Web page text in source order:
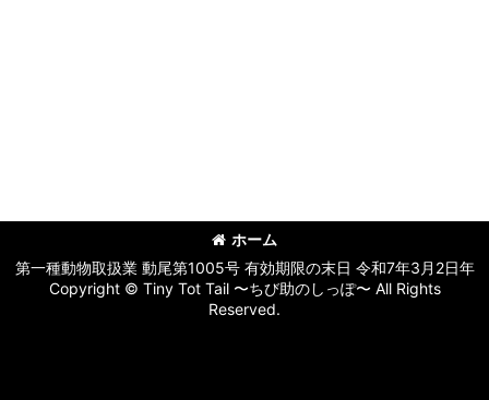
ホーム
第一種動物取扱業 動尾第1005号 有効期限の末日 令和7年3月2日年
Copyright © Tiny Tot Tail 〜ちび助のしっぽ〜 All Rights
Reserved.